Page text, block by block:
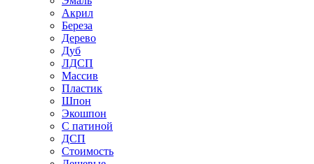
Акрил
Береза
Дерево
Дуб
ЛДСП
Массив
Пластик
Шпон
Экошпон
С патиной
ДСП
Стоимость